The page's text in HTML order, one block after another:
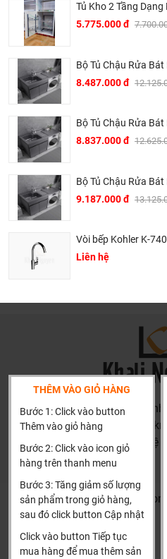
Tủ Kho 2 Tầng Dạng
5.775.000 đ
Bộ Tủ Chậu Rửa
8.487.000 đ
Bộ Tủ Chậu Rửa
8.837.000 đ
Bộ Tủ Chậu Rửa
9.187.000 đ
Vòi bếp Kohler K-
Liên hệ
THÊM VÀO GIỎ HÀNG
Bước 1: Click vào button
Thêm vào giỏ hàng
Bước 2: Click vào icon giỏ
hàng trên thanh menu
Bước 3: Tăng giảm số lượng
sản phẩm trong giỏ hàng,
sau đó click button Cập nhật
Click vào button Tiếp tục
mua hàng để mua thêm sản
HN: số 160 đường Văn Minh,
(Cách đại học công nghiệp 1
HCM và các tỉnh khác: Liên hệ
đặt hàng
Khalinguyen.vn@gmail.com
0904501766
Thông tin